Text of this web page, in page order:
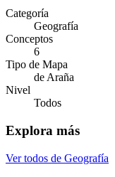
Categoría
Geografía
Conceptos
6
Tipo de Mapa
de Araña
Nivel
Todos
Explora más
Ver todos de Geografía